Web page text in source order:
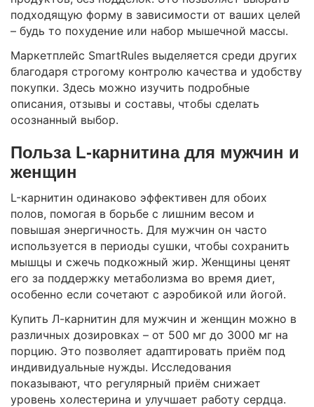
подходящую форму в зависимости от ваших целей
– будь то похудение или набор мышечной массы.
Маркетплейс SmartRules выделяется среди других
благодаря строгому контролю качества и удобству
покупки. Здесь можно изучить подробные
описания, отзывы и составы, чтобы сделать
осознанный выбор.
Польза L-карнитина для мужчин и
женщин
L-карнитин одинаково эффективен для обоих
полов, помогая в борьбе с лишним весом и
повышая энергичность. Для мужчин он часто
используется в периоды сушки, чтобы сохранить
мышцы и сжечь подкожный жир. Женщины ценят
его за поддержку метаболизма во время диет,
особенно если сочетают с аэробикой или йогой.
Купить Л-карнитин для мужчин и женщин можно в
различных дозировках – от 500 мг до 3000 мг на
порцию. Это позволяет адаптировать приём под
индивидуальные нужды. Исследования
показывают, что регулярный приём снижает
уровень холестерина и улучшает работу сердца.